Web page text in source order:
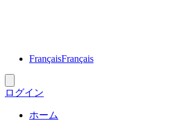
FrançaisFrançais
ログイン
ホーム